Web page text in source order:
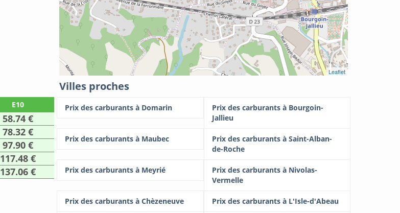
Leaflet
E10
58.74 €
78.32 €
97.90 €
117.48 €
137.06 €
Villes proches
Prix des carburants à Domarin
Prix des carburants à Bourgoin-
Jallieu
Prix des carburants à Maubec
Prix des carburants à Saint-Alban-
de-Roche
Prix des carburants à Meyrié
Prix des carburants à Nivolas-
Vermelle
Prix des carburants à Chèzeneuve Prix des carburants à L'Isle-d'Abeau